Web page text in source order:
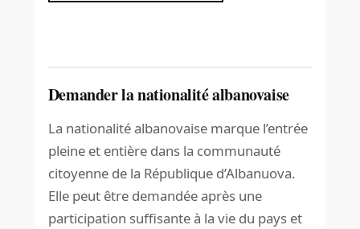
Demander la nationalité albanovaise
La nationalité albanovaise marque l’entrée
pleine et entière dans la communauté
citoyenne de la République d’Albanuova.
Elle peut être demandée après une
participation suffisante à la vie du pays et